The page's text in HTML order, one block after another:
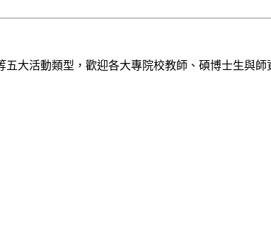
大活動類型，歡迎各大專院校教師、碩博士生與